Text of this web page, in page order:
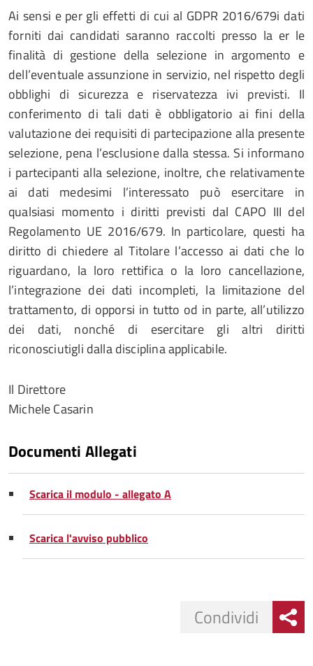
Ai sensi e per gli effetti di cui al GDPR 2016/679i dati
forniti dai candidati saranno raccolti presso la er le
finalità di gestione della selezione in argomento e
dell’eventuale assunzione in servizio, nel rispetto degli
obblighi di sicurezza e riservatezza ivi previsti. Il
conferimento di tali dati è obbligatorio ai fini della
valutazione dei requisiti di partecipazione alla presente
selezione, pena l’esclusione dalla stessa. Si informano
i partecipanti alla selezione, inoltre, che relativamente
ai dati medesimi l’interessato può esercitare in
qualsiasi momento i diritti previsti dal CAPO III del
Regolamento UE 2016/679. In particolare, questi ha
diritto di chiedere al Titolare l’accesso ai dati che lo
riguardano, la loro rettifica o la loro cancellazione,
l’integrazione dei dati incompleti, la limitazione del
trattamento, di opporsi in tutto od in parte, all’utilizzo
dei dati, nonché di esercitare gli altri diritti
riconosciutigli dalla disciplina applicabile.
Il Direttore
Michele Casarin
Documenti Allegati
Scarica il modulo - allegato A
Scarica l'avviso pubblico
Condividi